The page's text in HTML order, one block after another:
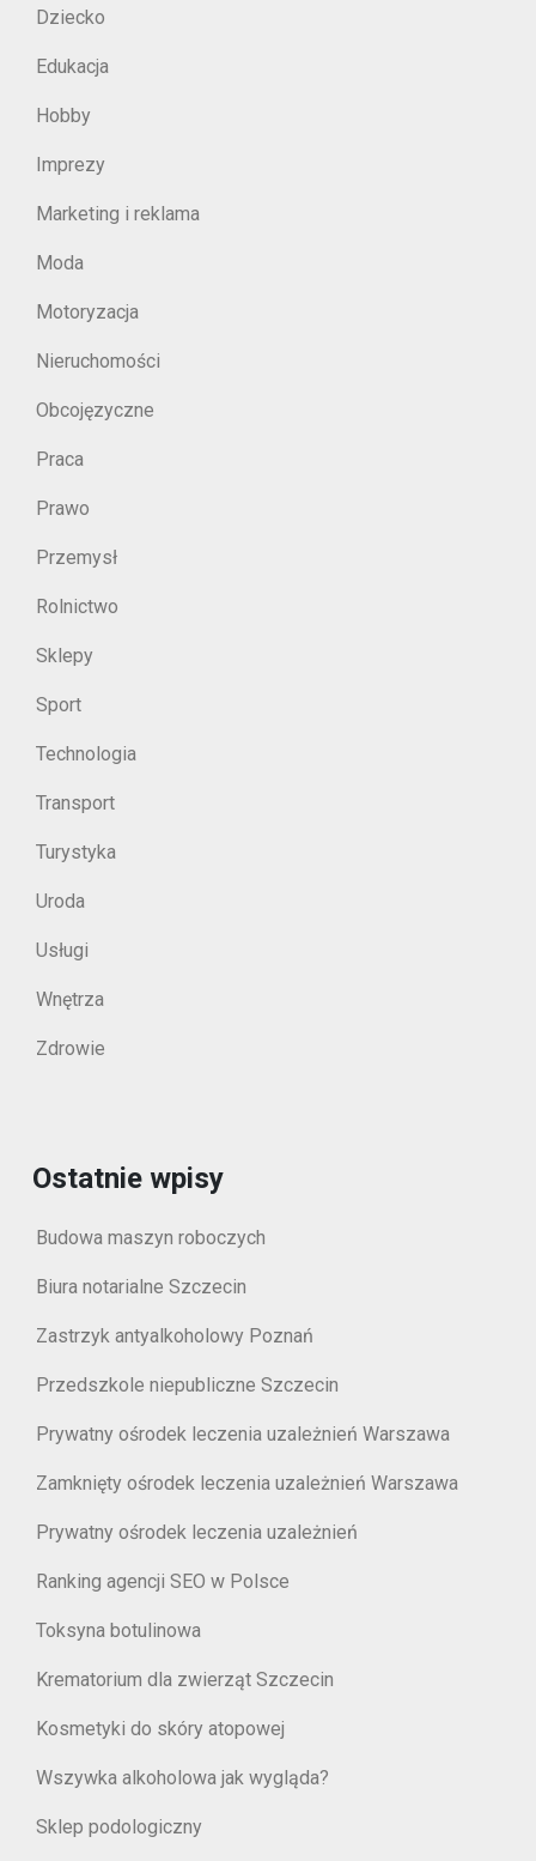
Dziecko
Edukacja
Hobby
Imprezy
Marketing i reklama
Moda
Motoryzacja
Nieruchomości
Obcojęzyczne
Praca
Prawo
Przemysł
Rolnictwo
Sklepy
Sport
Technologia
Transport
Turystyka
Uroda
Usługi
Wnętrza
Zdrowie
Ostatnie wpisy
Budowa maszyn roboczych
Biura notarialne Szczecin
Zastrzyk antyalkoholowy Poznań
Przedszkole niepubliczne Szczecin
Prywatny ośrodek leczenia uzależnień Warszawa
Zamknięty ośrodek leczenia uzależnień Warszawa
Prywatny ośrodek leczenia uzależnień
Ranking agencji SEO w Polsce
Toksyna botulinowa
Krematorium dla zwierząt Szczecin
Kosmetyki do skóry atopowej
Wszywka alkoholowa jak wygląda?
Sklep podologiczny